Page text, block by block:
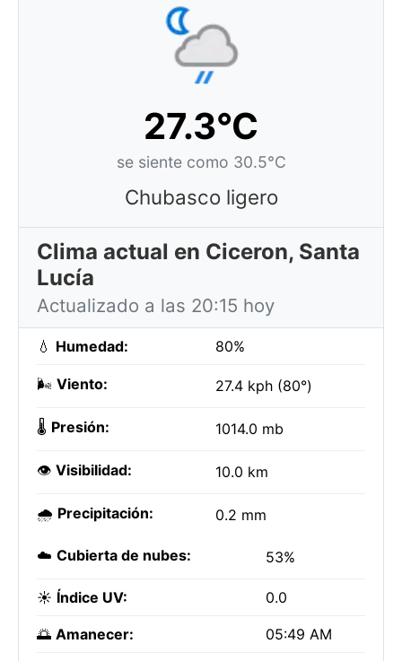
27.3°C
se siente como 30.5°C
Chubasco ligero
Clima actual en Ciceron, Santa
Lucía
Actualizado a las 20:15 hoy
💧 Humedad: 80%
🌬️ Viento: 27.4 kph (80°)
🌡️ Presión: 1014.0 mb
👁️ Visibilidad: 10.0 km
🌧️ Precipitación: 0.2 mm
☁️ Cubierta de nubes: 53%
☀️ Índice UV: 0.0
🌅 Amanecer: 05:49 AM